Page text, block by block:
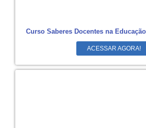
Curso Saberes Docentes na
ACESSAR AGORA!